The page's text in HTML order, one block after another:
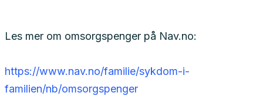
Les mer om omsorgspenger på Nav.no:
https://www.nav.no/familie/sykdom-i-
familien/nb/omsorgspenger